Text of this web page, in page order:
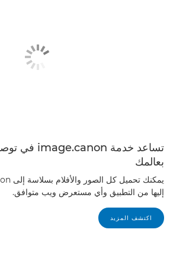
بعالمك
إليها من التطبيق وأي مستعرض ويب متوافق.
اكتشف المزيد